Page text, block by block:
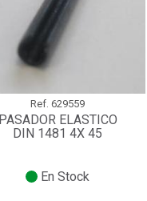
Ref. 629559
PASADOR ELASTICO
DIN 1481 4X 45
En Stock